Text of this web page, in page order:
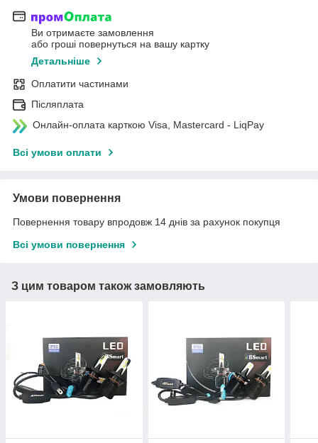
Ви отримаєте замовлення
або гроші повернуться на вашу картку
Детальніше
Оплатити частинами
Післяплата
Онлайн-оплата карткою Visa, Mastercard - LiqPay
Всі умови оплати
Умови повернення
Повернення товару впродовж 14 днів за рахунок покупця
Всі умови повернення
З цим товаром також замовляють